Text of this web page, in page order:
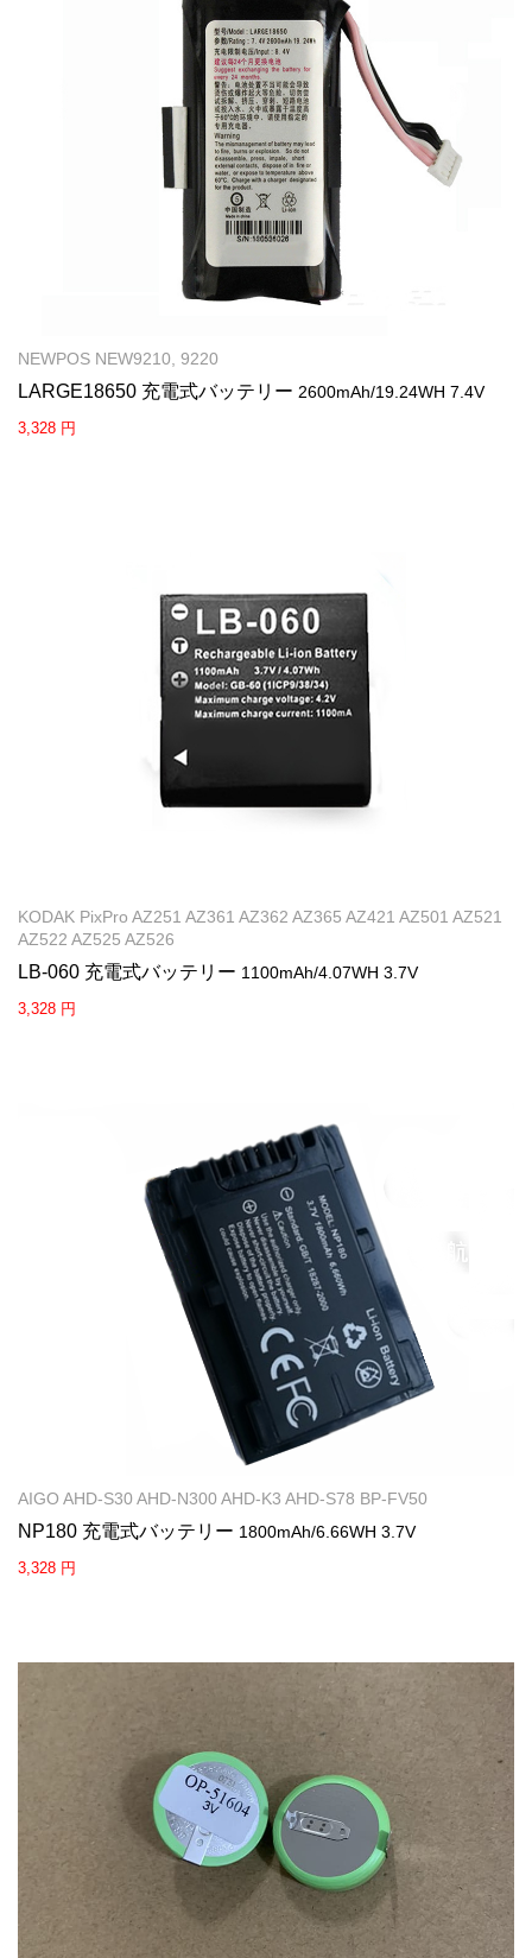
NEWPOS NEW9210, 9220
LARGE18650 充電式バッテリー 2600mAh/19.24WH 7.4V
3,328 円
KODAK PixPro AZ251 AZ361 AZ362 AZ365 AZ421 AZ501 AZ521
AZ522 AZ525 AZ526
LB-060 充電式バッテリー 1100mAh/4.07WH 3.7V
3,328 円
AIGO AHD-S30 AHD-N300 AHD-K3 AHD-S78 BP-FV50
NP180 充電式バッテリー 1800mAh/6.66WH 3.7V
3,328 円